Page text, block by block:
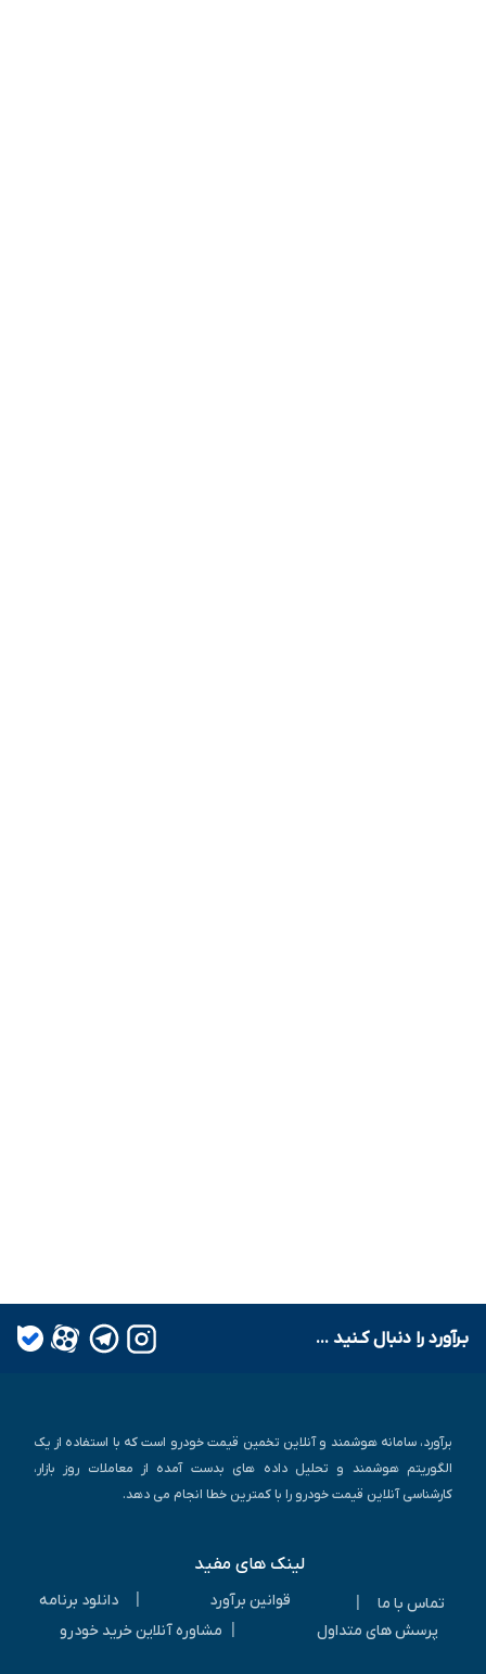
بـرآورد را دنبال کـنید ...
برآورد، سامانه هوشمند و آنلاین تخمین قیمت خودرو است که با استفاده از یک
الگوریتم هوشمند و تحلیل داده های بدست آمده از معاملات روز بازار،
کارشناسی آنلاین قیمت خودرو را با کمترین خطا انجام می دهد.
لینک های مفید
تماس با ما قوانین برآورد
دانلود برنامه
پرسش های متداول
مشاوره آنلاین خرید خودرو